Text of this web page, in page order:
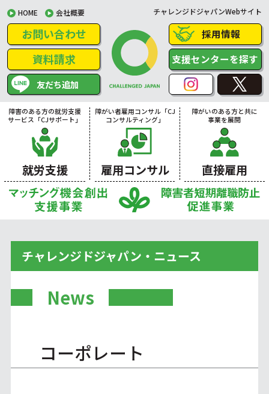
HOME 会社概要 チャレンジドジャパンWebサイト
お問い合わせ
資料請求
友だち追加
採用情報
支援センターを探す
障害のある方の就労支援
サービス「CJサポート」
就労支援
障がい者雇用コンサル「CJ
コンサルティング」
雇用コンサル
障がいのある方と共に
事業を展開
直接雇用
チャレンジドジャパン・ニュース
News
コーポレート